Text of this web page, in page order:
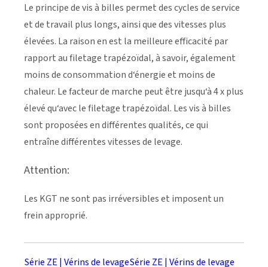
Le principe de vis à billes permet des cycles de service
et de travail plus longs, ainsi que des vitesses plus
élevées. La raison en est la meilleure efficacité par
rapport au filetage trapézoïdal, à savoir, également
moins de consommation d‘énergie et moins de
chaleur. Le facteur de marche peut être jusqu‘à 4 x plus
élevé qu‘avec le filetage trapézoïdal. Les vis à billes
sont proposées en différentes qualités, ce qui
entraîne différentes vitesses de levage.
Attention:
Les KGT ne sont pas irréversibles et imposent un
frein approprié.
Série ZE | Vérins de levageSérie ZE | Vérins de levage